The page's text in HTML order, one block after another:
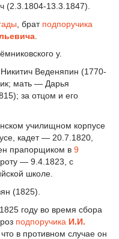
(2.3.1804-13.3.1847).
, брат подпоручика
у.
Веденяпин (1770-
мать — Дарья
за отцом и его
училищном корпусе
кадет — 20.7.1820,
прапорщиком в 9
— 9.4.1823, с
школе.
(1825).
году во время сбора
подпоручика И.И.
что в противном случае он